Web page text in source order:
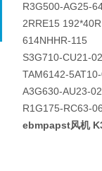
R3G500-AG25-
2RRE15 192*40R
614NHHR-115
S3G710-CU21-02
TAM6142-
A3G630-AU23-02
R1G175-RC63-
ebmpapst风机